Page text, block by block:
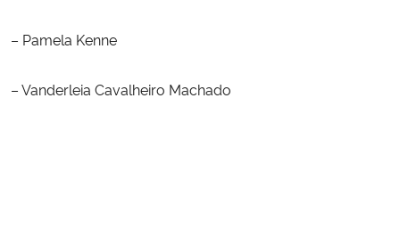
– Pamela Kenne
– Vanderleia Cavalheiro Machado